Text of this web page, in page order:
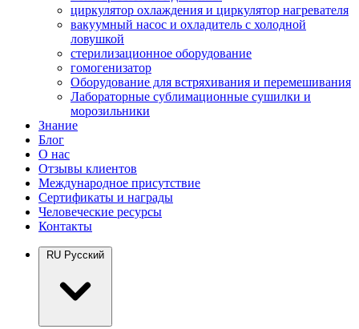
циркулятор охлаждения и циркулятор нагревателя
вакуумный насос и охладитель с холодной
ловушкой
стерилизационное оборудование
гомогенизатор
Оборудование для встряхивания и перемешивания
Лабораторные сублимационные сушилки и
морозильники
Знание
Блог
О нас
Отзывы клиентов
Международное присутствие
Сертификаты и награды
Человеческие ресурсы
Контакты
RU Русский